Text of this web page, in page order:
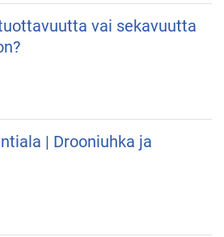
vai sekavuutta
| Drooniuhka ja